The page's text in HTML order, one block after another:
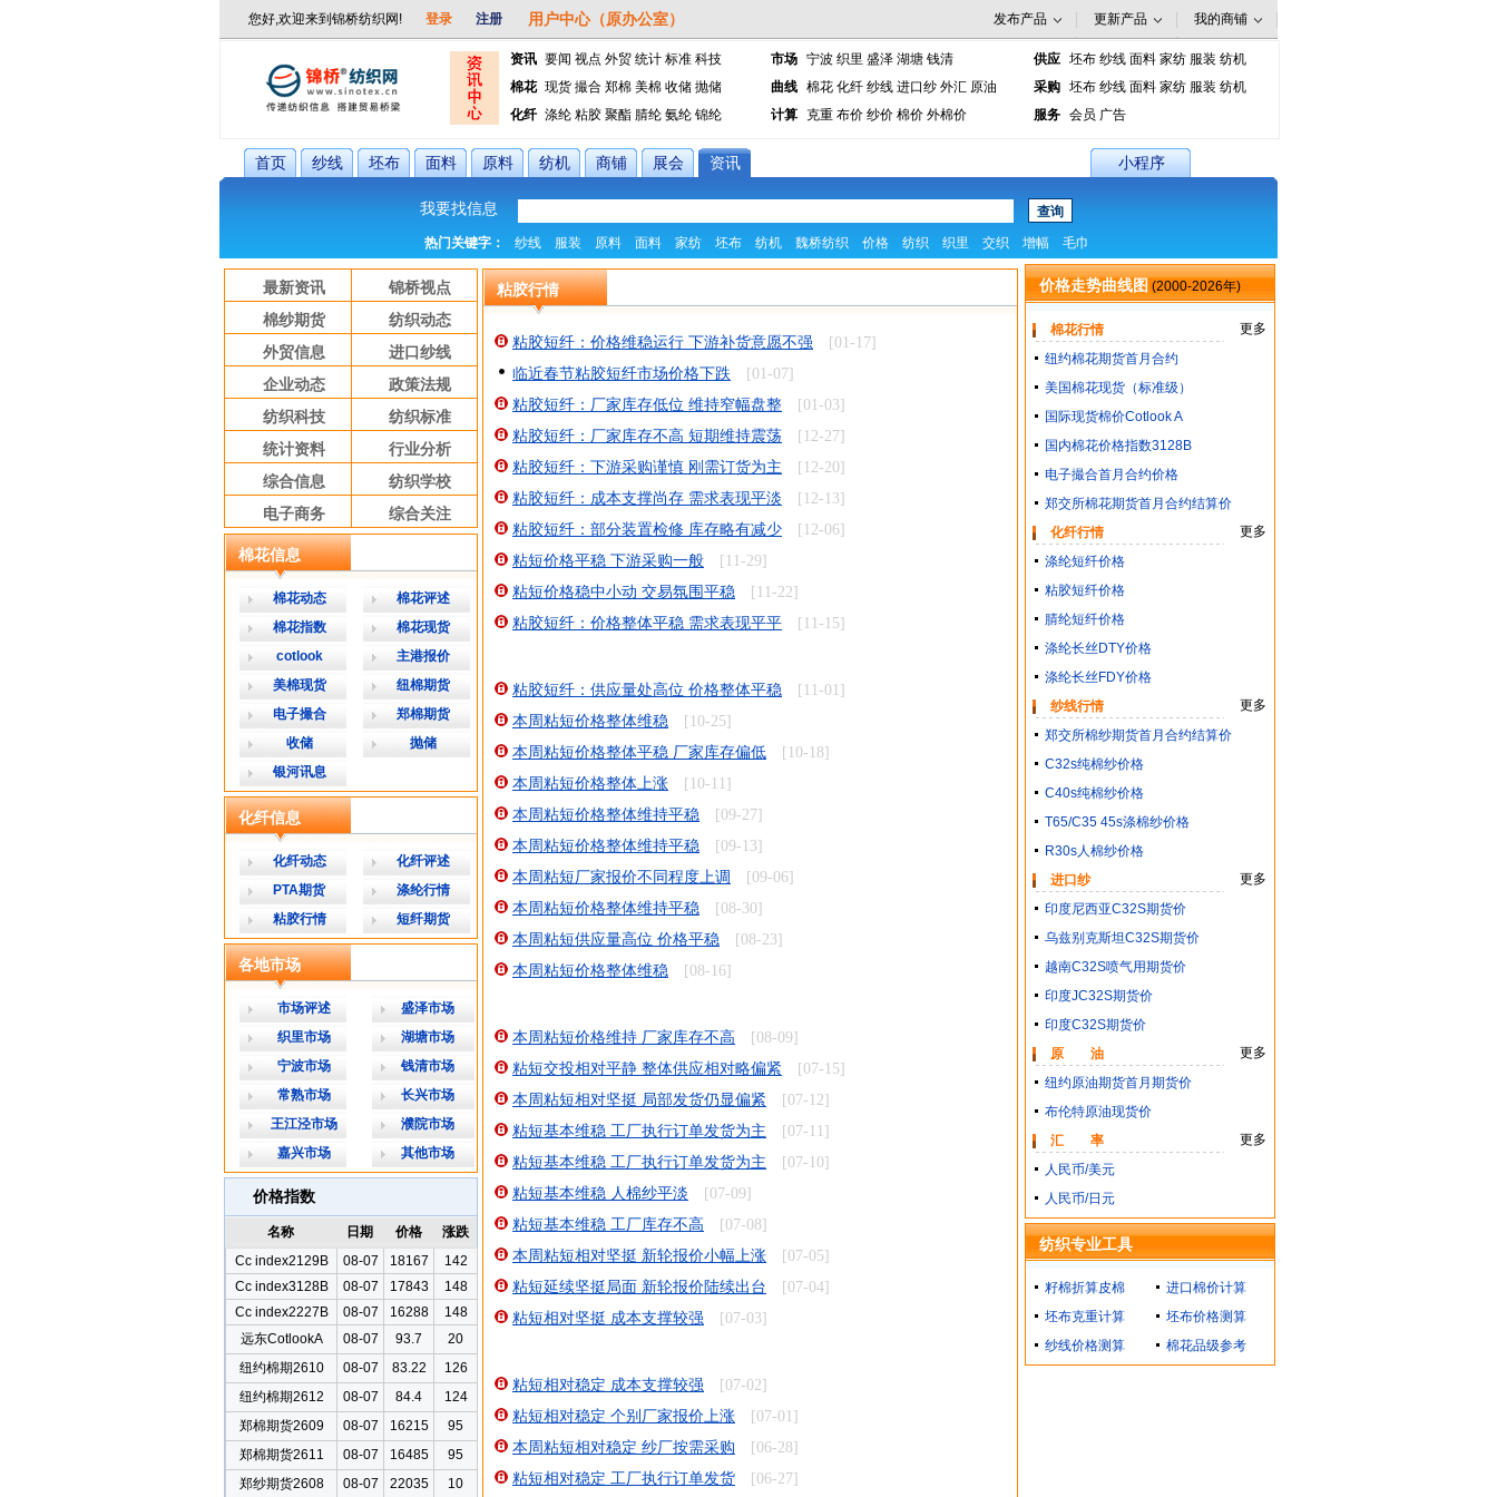
资讯 要闻 视点 外贸 统计 标准 科技 市场 宁波 织里 盛泽 湖塘 钱清 供应 坯布 纱线 面料 家纺 服装 纺机
棉花 现货 撮合 郑棉 美棉 收储 抛储 曲线 棉花 化纤 纱线 进口纱 外汇 原油 采购 坯布 纱线 面料 家纺 服装 纺机
化纤 涤纶 粘胶 聚酯 腈纶 氨纶 锦纶 计算 克重 布价 纱价 棉价 外棉价 服务 会员 广告
首页 纱线 坯布 面料 原料 纺机 商铺 展会 资讯 小程序
我要找信息
热门关键字： 纱线 服装 原料 面料 家纺 坯布 纺机 魏桥纺织 价格 纺织 织里 交织 增幅 毛巾
最新资讯
锦桥视点
棉纱期货
纺织动态
外贸信息
进口纱线
企业动态
政策法规
纺织科技
纺织标准
统计资料
行业分析
综合信息
纺织学校
电子商务
综合关注
棉花信息
棉花动态
棉花评述
棉花指数
棉花现货
cotlook
主港报价
美棉现货
纽棉期货
电子撮合
郑棉期货
收储
抛储
银河讯息
化纤信息
化纤动态
化纤评述
PTA期货
涤纶行情
粘胶行情
短纤期货
各地市场
市场评述
盛泽市场
织里市场
湖塘市场
宁波市场
钱清市场
常熟市场
长兴市场
王江泾市场
濮院市场
嘉兴市场
其他市场
价格指数
名称 日期 价格
涨跌
Cc index2129B
08-07 18167
142
Cc index3128B
08-07 17843
148
Cc index2227B
08-07 16288
148
远东CotlookA
08-07 93.7
20
纽约棉期2610
08-07 83.22
126
纽约棉期2612
08-07 84.4
124
郑棉期货2609
08-07 16215
95
郑棉期货2611
08-07 16485
95
郑纱期货2608
08-07 22035 10
粘胶行情
粘胶短纤：价格维稳运行 下游补货意愿不强 [01-17]
临近春节粘胶短纤市场价格下跌 [01-07]
粘胶短纤：厂家库存低位 维持窄幅盘整 [01-03]
粘胶短纤：厂家库存不高 短期维持震荡 [12-27]
粘胶短纤：下游采购谨慎 刚需订货为主 [12-20]
粘胶短纤：成本支撑尚存 需求表现平淡 [12-13]
粘胶短纤：部分装置检修 库存略有减少 [12-06]
粘短价格平稳 下游采购一般 [11-29]
粘短价格稳中小动 交易氛围平稳 [11-22]
粘胶短纤：价格整体平稳 需求表现平平 [11-15]
粘胶短纤：供应量处高位 价格整体平稳 [11-01]
本周粘短价格整体维稳 [10-25]
本周粘短价格整体平稳 厂家库存偏低 [10-18]
本周粘短价格整体上涨 [10-11]
本周粘短价格整体维持平稳 [09-27]
本周粘短价格整体维持平稳 [09-13]
本周粘短厂家报价不同程度上调 [09-06]
本周粘短价格整体维持平稳 [08-30]
本周粘短供应量高位 价格平稳 [08-23]
本周粘短价格整体维稳 [08-16]
本周粘短价格维持 厂家库存不高 [08-09]
粘短交投相对平静 整体供应相对略偏紧 [07-15]
本周粘短相对坚挺 局部发货仍显偏紧 [07-12]
粘短基本维稳 工厂执行订单发货为主 [07-11]
粘短基本维稳 工厂执行订单发货为主 [07-10]
粘短基本维稳 人棉纱平淡 [07-09]
粘短基本维稳 工厂库存不高 [07-08]
本周粘短相对坚挺 新轮报价小幅上涨 [07-05]
粘短延续坚挺局面 新轮报价陆续出台 [07-04]
粘短相对坚挺 成本支撑较强 [07-03]
粘短相对稳定 成本支撑较强 [07-02]
粘短相对稳定 个别厂家报价上涨 [07-01]
本周粘短相对稳定 纱厂按需采购 [06-28]
粘短相对稳定 工厂执行订单发货 [06-27]
价格走势曲线图 (2000-2026年)
棉花行情
更多
纽约棉花期货首月合约
美国棉花现货（标准级）
国际现货棉价Cotlook A
国内棉花价格指数3128B
电子撮合首月合约价格
郑交所棉花期货首月合约结算价
化纤行情
更多
涤纶短纤价格
粘胶短纤价格
腈纶短纤价格
涤纶长丝DTY价格
涤纶长丝FDY价格
纱线行情
更多
郑交所棉纱期货首月合约结算价
C32s纯棉纱价格
C40s纯棉纱价格
T65/C35 45s涤棉纱价格
R30s人棉纱价格
进口纱
更多
印度尼西亚C32S期货价
乌兹别克斯坦C32S期货价
越南C32S喷气用期货价
印度JC32S期货价
印度C32S期货价
原 油
更多
纽约原油期货首月期货价
布伦特原油现货价
汇 率
更多
人民币/美元
人民币/日元
纺织专业工具
籽棉折算皮棉
进口棉价计算
坯布克重计算
坯布价格测算
纱线价格测算
棉花品级参考